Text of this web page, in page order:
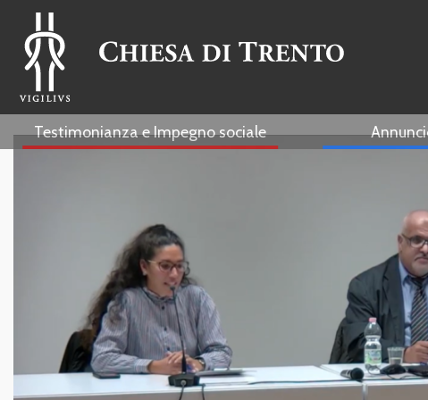
Testimonianza e Impegno sociale